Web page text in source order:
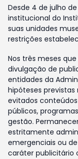
Desde 4 de julho
institucional do
suas unidades
restrições
Nos três meses
divulgação de
entidades da
hipóteses
evitados
públicos,
gestão.
estritamente
emergenciais ou
caráter publicitário